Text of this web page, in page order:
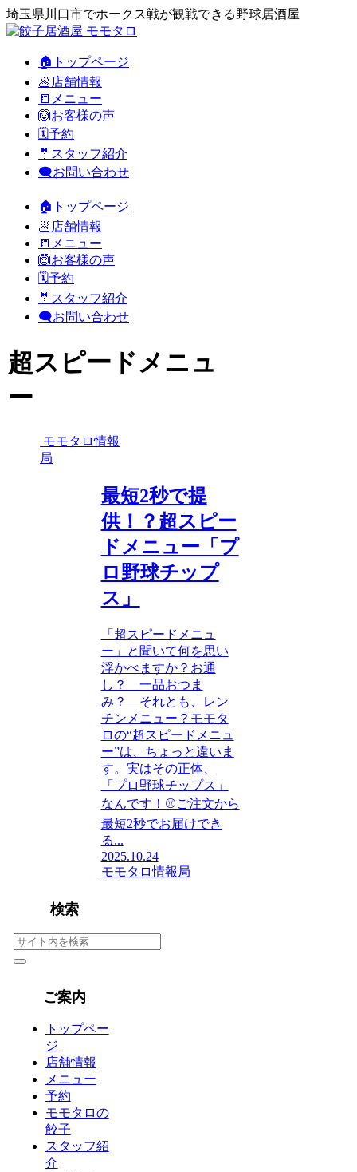
埼玉県川口市でホークス戦が観戦できる野球居酒屋
🏠トップページ
🥟店舗情報
📒メニュー
🙆お客様の声
🗓️予約
🤵スタッフ紹介
🗨️お問い合わせ
🏠トップページ
🥟店舗情報
📒メニュー
🙆お客様の声
🗓️予約
🤵スタッフ紹介
🗨️お問い合わせ
超スピードメニュ
ー
モモタロ情報
局
最短2秒で提
供！？超スピー
ドメニュー「プ
ロ野球チップ
ス」
「超スピードメニュ
ー」と聞いて何を思い
浮かべますか？お通
し？ 一品おつま
み？ それとも、レン
チンメニュー？モモタ
ロの“超スピードメニュ
ー”は、ちょっと違いま
す。実はその正体、
「プロ野球チップス」
なんです！⚾️ご注文から
最短2秒でお届けでき
る...
2025.10.24
モモタロ情報局
検索
ご案内
トップペー
ジ
店舗情報
メニュー
予約
モモタロの
餃子
スタッフ紹
介